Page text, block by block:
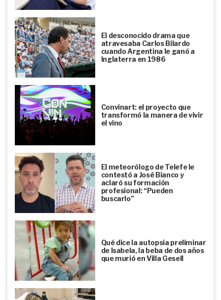
El desconocido drama que
atravesaba Carlos Bilardo
cuando Argentina le ganó a
Inglaterra en 1986
Convinart: el proyecto que
transformó la manera de vivir
el vino
El meteorólogo de Telefe le
contestó a José Bianco y
aclaró su formación
profesional: “Pueden
buscarlo”
Qué dice la autopsia preliminar
de Isabela, la beba de dos años
que murió en Villa Gesell